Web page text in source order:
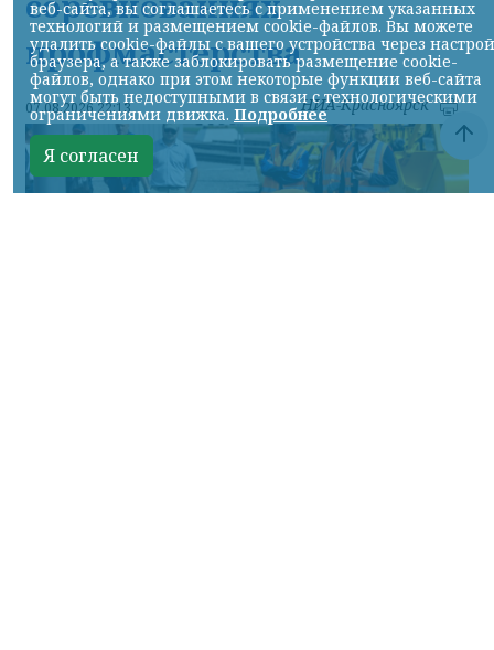
профмастерства
07.08.2026 22:13 НИА-Красноярск
веб-сайта, вы соглашаетесь с применением указанных
технологий и размещением cookie-файлов. Вы можете
удалить cookie-файлы с вашего устройства через
браузера, а также заблокировать размещение cookie-
файлов, однако при этом некоторые функции веб-сайта
могут быть недоступными в связи с технологическими
ограничениями движка. Подробнее
Я согласен